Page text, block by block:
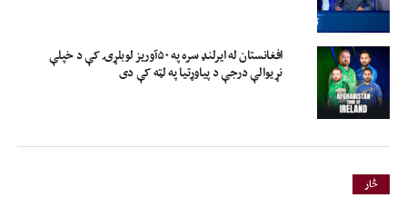
افغانستان له ایرلنډ سره په ۵۰آوریز لوبلړۍ کې د خپلې
نړیوالې درجې د پیاوړتیا په لټه کې دی
څار